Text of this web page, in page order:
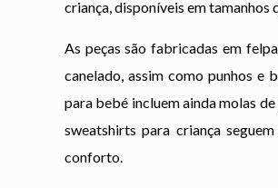
criança, disponíveis em tamanhos
As peças são fabricadas em
canelado, assim como punhos e
para bebé incluem ainda molas
sweatshirts para criança
conforto.